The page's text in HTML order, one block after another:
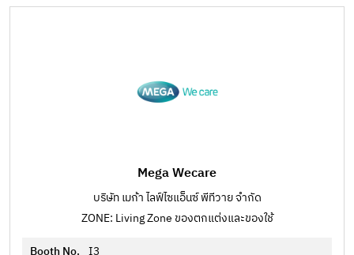
Mega Wecare
บริษัท เมก้า ไลฟ์ไซแอ็นซ์ พีทีวาย จำกัด
ZONE: Living Zone ของตกแต่งและของใช้